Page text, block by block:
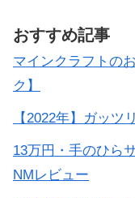
おすすめ記事
マインクラフトの
ク】
【2022年】ガッツ
13万円・手のひら
NMレビュー